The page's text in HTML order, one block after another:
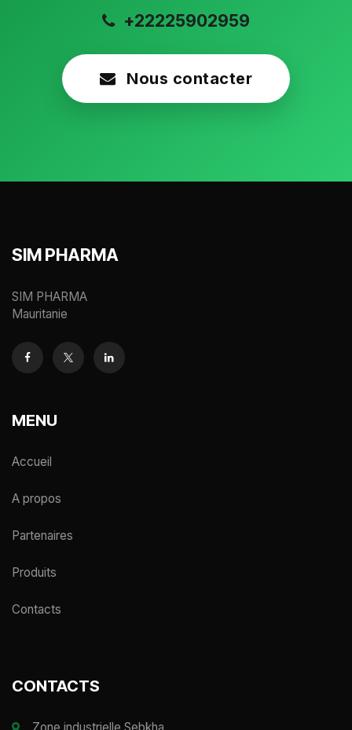
+22225902959
Nous contacter
SIM PHARMA
SIM PHARMA
Mauritanie
MENU
Accueil
A propos
Partenaires
Produits
Contacts
CONTACTS